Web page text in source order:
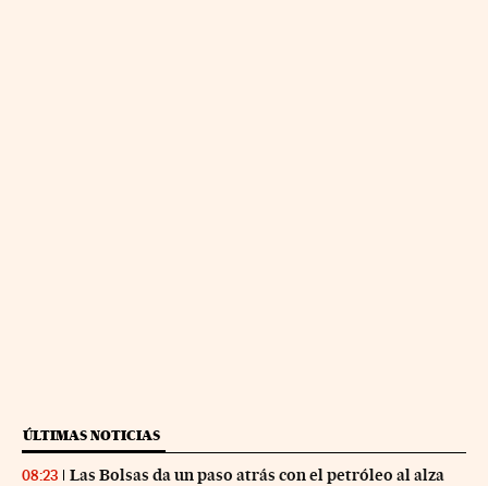
ÚLTIMAS NOTICIAS
08:23 Las Bolsas da un paso atrás con el petróleo al alza